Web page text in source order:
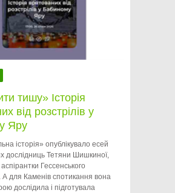
тишу» Історія
від розстрілів у
Яру
історія» опублікувало есей
дослідниць Тетяни Шишкиної,
Гессенського
А для Каменів спотикання вона
дослідила і підготувала